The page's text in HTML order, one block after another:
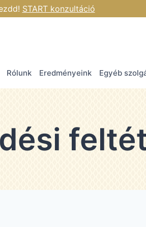
START konzultáció
Rólunk Eredményeink Egyéb